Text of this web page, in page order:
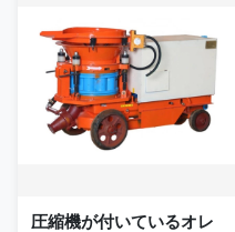
圧縮機が付いているオレ